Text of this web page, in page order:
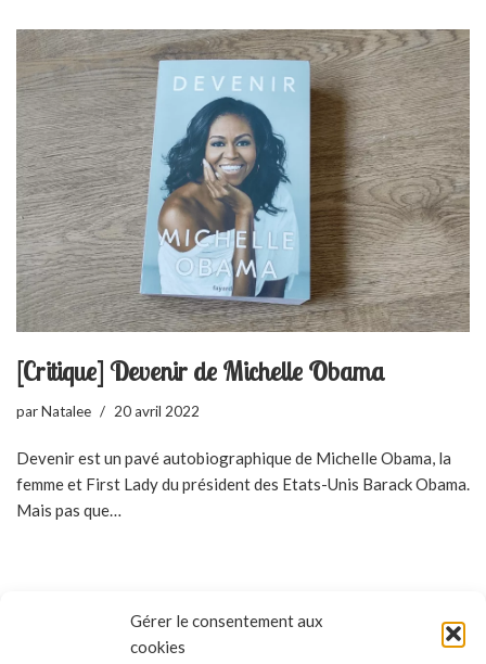
Gérer le consentement aux
cookies
[Critique] Devenir de Michelle Obama
parNatalee 20 avril 2022
Devenir est un pavé autobiographique de Michelle Obama, la
femme et First Lady du président des Etats-Unis Barack Obama.
Mais pas que…